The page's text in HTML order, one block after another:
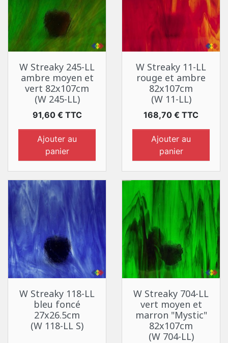
W Streaky 245-LL
ambre moyen et
vert 82x107cm
(W 245-LL)
Prix
91,60 € TTC
Ajouter au
panier
W Streaky 11-LL
rouge et ambre
82x107cm
(W 11-LL)
Prix
168,70 € TTC
Ajouter au
panier
W Streaky 118-LL
bleu foncé
27x26.5cm
(W 118-LL S)
W Streaky 704-LL
vert moyen et
marron "Mystic"
82x107cm
(W 704-LL)